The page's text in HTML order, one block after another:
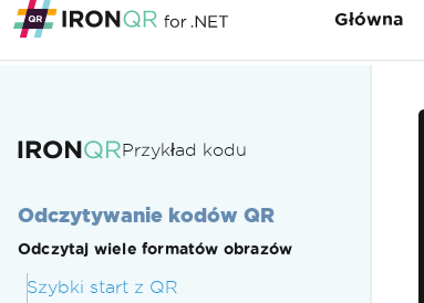
Główna
Przykład kodu
Odczytywanie kodów QR
Odczytaj wiele formatów obrazów
Szybki start z QR